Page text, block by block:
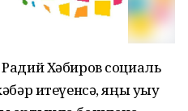
Хәбиров социаль
итеүенсә, яңы уҡыу